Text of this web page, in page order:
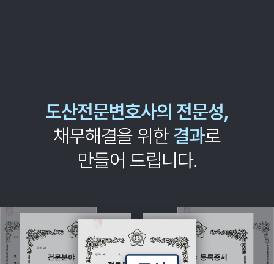
도산전문변호사의 전문성,
채무해결을 위한결과로
만들어 드립니다.